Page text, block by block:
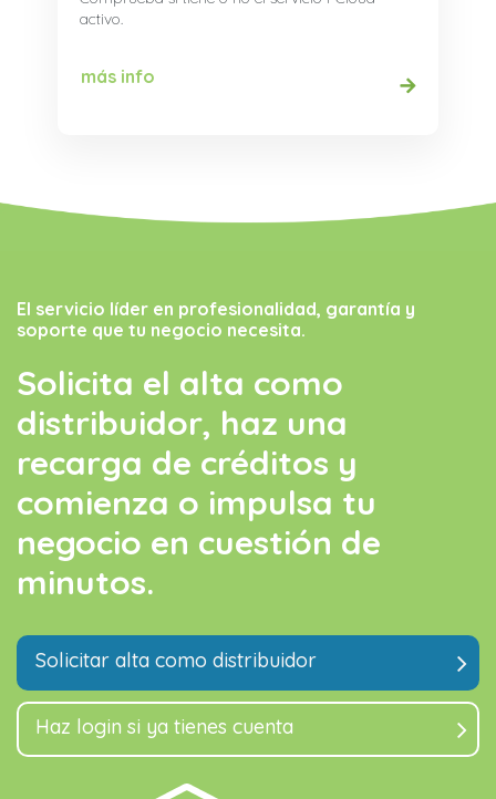
activo.
más info
El servicio líder en profesionalidad, garantía y
soporte que tu negocio necesita.
Solicita el alta como
distribuidor, haz una
recarga de créditos y
comienza o impulsa tu
negocio en cuestión de
minutos.
Solicitar alta como distribuidor
Haz login si ya tienes cuenta